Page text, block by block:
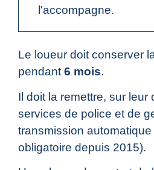
l'accompagne.
Le loueur doit conserver
pendant6 mois.
Il doit la remettre, sur leur
services de police et de
transmission
obligatoire depuis 2015).